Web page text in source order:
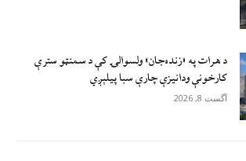
د هرات په «زنده‌جان» ولسوالۍ کې د سمنټو سترې
کارخونې ودانیزې چارې سبا پیلېږي
آگست 8, 2026